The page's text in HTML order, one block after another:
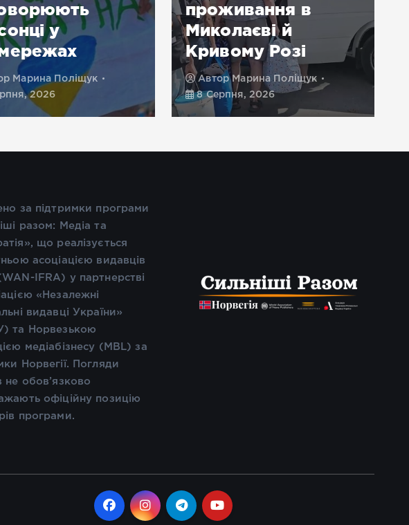
у
Марина Поліщук
2026
проживання в
Миколаєві й
Кривому Розі
Автор Марина Поліщук
8 Серпня, 2026
за підтримки програми
разом: Медіа та
що реалізується
асоціацією видавців
IFRA) у партнерстві
«Незалежні
видавці України»
та Норвезькою
медіабізнесу (MBL) за
Норвегії. Погляди
не обов’язково
офіційну позицію
програми.